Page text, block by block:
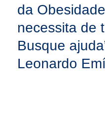
da
necessita de
Busque
Leonardo